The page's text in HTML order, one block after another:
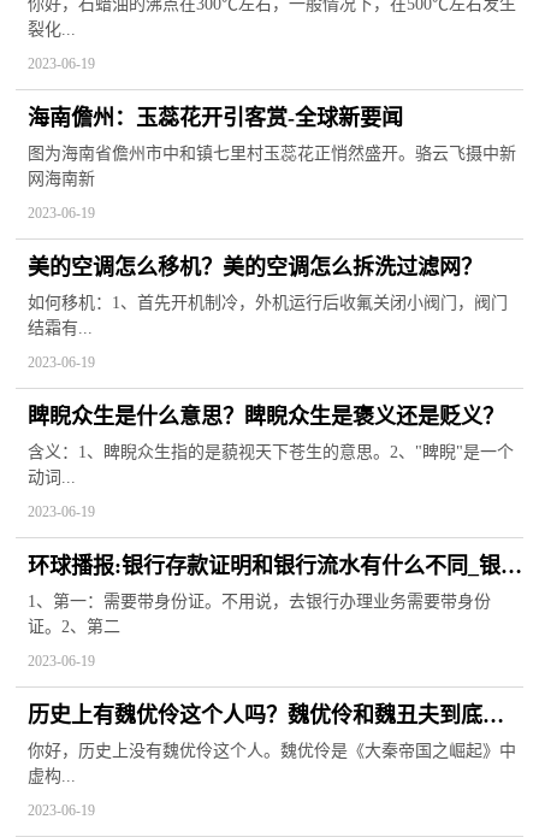
你好，石蜡油的沸点在300℃左右，一般情况下，在500℃左右发生
裂化...
2023-06-19
海南儋州：玉蕊花开引客赏-全球新要闻
图为海南省儋州市中和镇七里村玉蕊花正悄然盛开。骆云飞摄中新
网海南新
2023-06-19
美的空调怎么移机？美的空调怎么拆洗过滤网？
如何移机：1、首先开机制冷，外机运行后收氟关闭小阀门，阀门
结霜有...
2023-06-19
睥睨众生是什么意思？睥睨众生是褒义还是贬义？
含义：1、睥睨众生指的是藐视天下苍生的意思。2、"睥睨"是一个
动词...
2023-06-19
环球播报:银行存款证明和银行流水有什么不同_银行
存款证明
1、第一：需要带身份证。不用说，去银行办理业务需要带身份
证。2、第二
2023-06-19
历史上有魏优伶这个人吗？魏优伶和魏丑夫到底是
什么身份？
你好，历史上没有魏优伶这个人。魏优伶是《大秦帝国之崛起》中
虚构...
2023-06-19